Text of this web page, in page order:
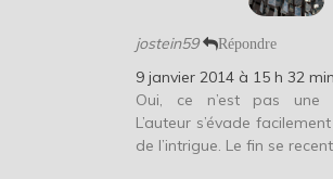
jostein59 Répondre
9 janvier 2014 à 15 h 32 min
Oui, ce n’est pas une
L’auteur s’évade
de l’intrigue. Le fin se